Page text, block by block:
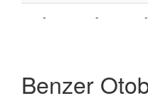
-
- -
Benzer